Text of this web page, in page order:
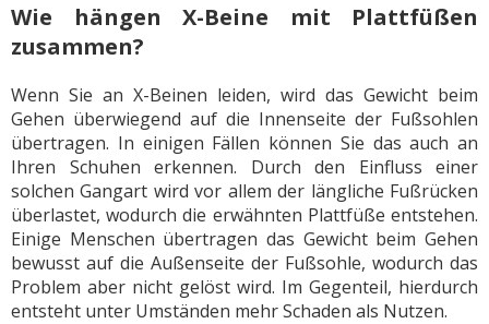
Wie hängen X-Beine mit Plattfüßen
zusammen?
Wenn Sie an X-Beinen leiden, wird das Gewicht beim
Gehen überwiegend auf die Innenseite der Fußsohlen
übertragen. In einigen Fällen können Sie das auch an
Ihren Schuhen erkennen. Durch den Einfluss einer
solchen Gangart wird vor allem der längliche Fußrücken
überlastet, wodurch die erwähnten Plattfüße entstehen.
Einige Menschen übertragen das Gewicht beim Gehen
bewusst auf die Außenseite der Fußsohle, wodurch das
Problem aber nicht gelöst wird. Im Gegenteil, hierdurch
entsteht unter Umständen mehr Schaden als Nutzen.